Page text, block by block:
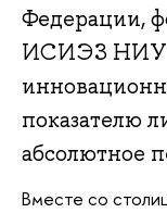
Федерации,
ИСИЭЗ НИУ
показателю
абсолютное
Вместе со